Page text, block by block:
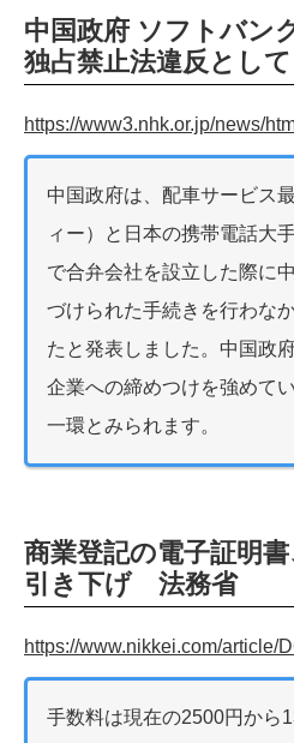
中国政府 ソフトバン
独占禁止法違反として
https://www3.nhk.or.jp/news/
中国政府は、配車サービス
ィー）と日本の携帯電話大
で合弁会社を設立した際に
づけられた手続きを行わな
たと発表しました。中国政
企業への締めつけを強めて
一環とみられます。
商業登記の電子証明
引き下げ 法務省
https://www.nikkei.com/article/
手数料は現在の2500円から